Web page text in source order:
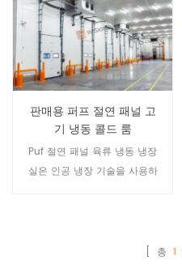
너지 절약 및 친환경적이므로
산업용 건물 및 냉장 보관 프로
젝트에 널리 사용할 수 있습니
다.
판매용 퍼프 절연 패널 고
기 냉동 콜드 룸
Puf 절연 패널 육류 냉동 냉장
실은 인공 냉장 기술을 사용하
은 냉장 시스템, 단열 시스템 및
[ 총 1